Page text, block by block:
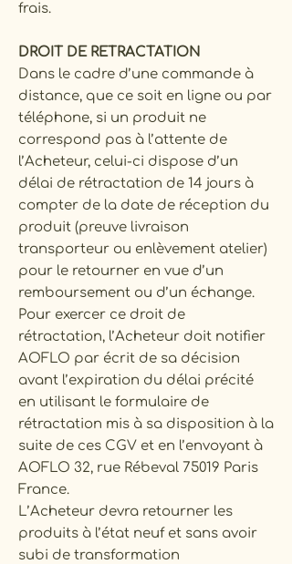
frais.
DROIT DE RETRACTATION
Dans le cadre d’une commande à
distance, que ce soit en ligne ou par
téléphone, si un produit ne
correspond pas à l’attente de
l’Acheteur, celui-ci dispose d’un
délai de rétractation de 14 jours à
compter de la date de réception du
produit (preuve livraison
transporteur ou enlèvement atelier)
pour le retourner en vue d’un
remboursement ou d’un échange.
Pour exercer ce droit de
rétractation, l’Acheteur doit notifier
AOFLO par écrit de sa décision
avant l’expiration du délai précité
en utilisant le formulaire de
rétractation mis à sa disposition à la
suite de ces CGV et en l’envoyant à
AOFLO 32, rue Rébeval 75019 Paris
France.
L’Acheteur devra retourner les
produits à l’état neuf et sans avoir
subi de transformation